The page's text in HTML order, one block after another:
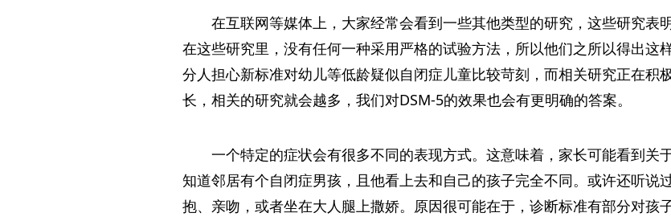
在互联网等媒体上，大家经常会看到一些其他类型的研究，这些研究表
在这些研究里，没有任何一种采用严格的试验方法，所以他们之所以得出这
分人担心新标准对幼儿等低龄疑似自闭症儿童比较苛刻，而相关研究正在积
长，相关的研究就会越多，我们对DSM-5的效果也会有更明确的答案。
一个特定的症状会有很多不同的表现方式。这意味着，家长可能看到
知道邻居有个自闭症男孩，且他看上去和自己的孩子完全不同。或许还听说
抱、亲吻，或者坐在大人腿上撒娇。原因很可能在于，诊断标准有部分对孩